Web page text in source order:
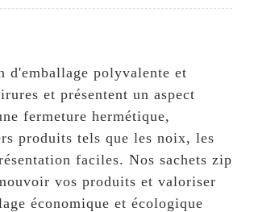
polyvalente et
et présentent un aspect
fermeture hermétique,
produits tels que les noix, les
faciles. Nos sachets zip
vos produits et valoriser
économique et écologique